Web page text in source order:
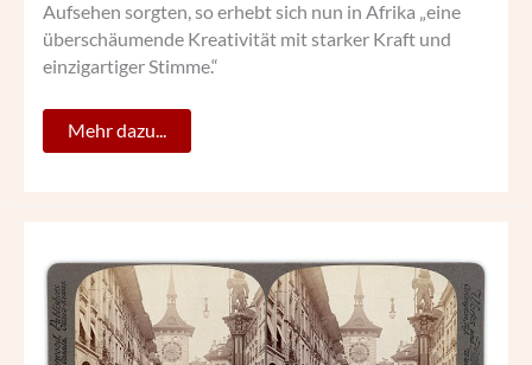
Aufsehen sorgten, so erhebt sich nun in Afrika „eine
überschäumende Kreativität mit starker Kraft und
einzigartiger Stimme.“
Mehr dazu...
FRÜHE
„VIRTUAL
REALITY“